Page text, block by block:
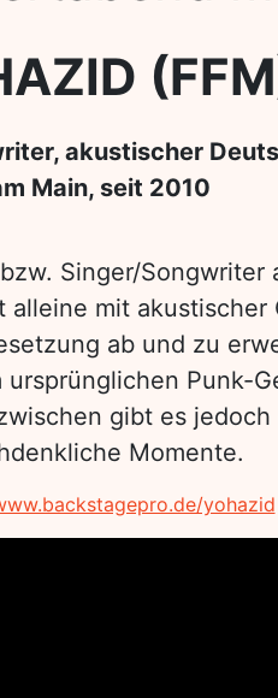
akustischer
Main, seit 2010
Singer/Songwriter
alleine mit akustischer
ab und zu
Punk-
gibt es
Momente.
yohazid